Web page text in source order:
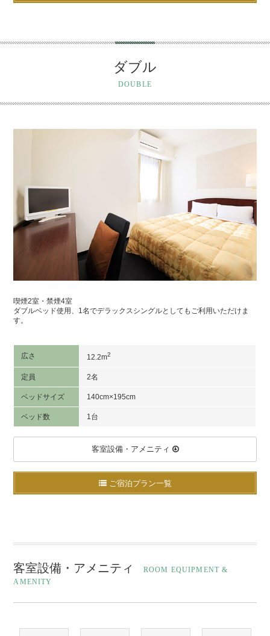
ダブル
DOUBLE
喫煙2室・禁煙4室
ダブルベッド使用、1名でデラックスシングルとしてもご利用いただけま
す。
広さ 12.2m2
定員 2名
ベッドサイズ 140cm×195cm
ベッド数 1台
客室設備・アメニティ
ご宿泊プラン一覧
客室設備・アメニティ
ROOM EQUIPMENT &
AMENITY